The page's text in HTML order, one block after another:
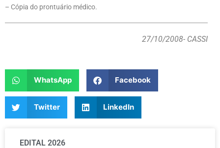
– Cópia do prontuário médico.
27/10/2008- CASSI
WhatsApp Facebook
Twitter LinkedIn
EDITAL 2026